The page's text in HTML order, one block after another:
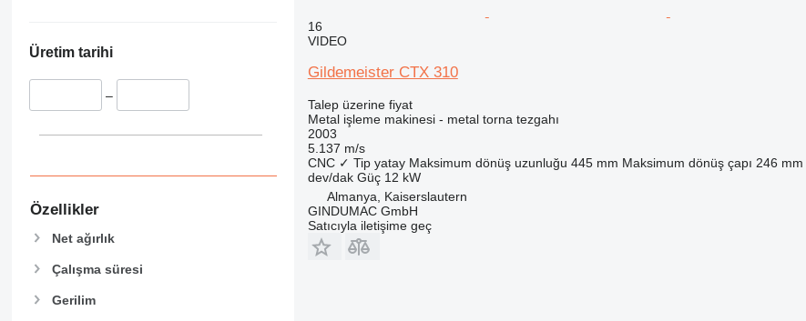
Üretim tarihi
–
Özellikler
Net ağırlık
Çalışma süresi
Gerilim
16
VIDEO
Gildemeister CTX 310
Talep üzerine fiyat
Metal işleme makinesi - metal torna tezgahı
2003
5.137 m/s
CNC ✓ Tip yatay Maksimum dönüş uzunluğu 445 mm Maksimum dönüş çapı 246 mm
dev/dak Güç 12 kW
Almanya, Kaiserslautern
GINDUMAC GmbH
Satıcıyla iletişime geç